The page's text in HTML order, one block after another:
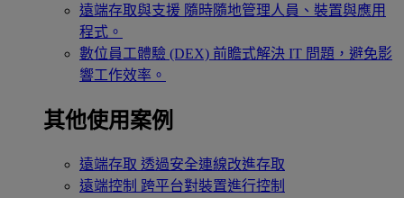
遠端存取與支援 隨時隨地管理人員、裝置與應用
程式。
數位員工體驗 (DEX) 前瞻式解決 IT 問題，避免影
響工作效率。
其他使用案例
遠端存取 透過安全連線改進存取
遠端控制 跨平台對裝置進行控制